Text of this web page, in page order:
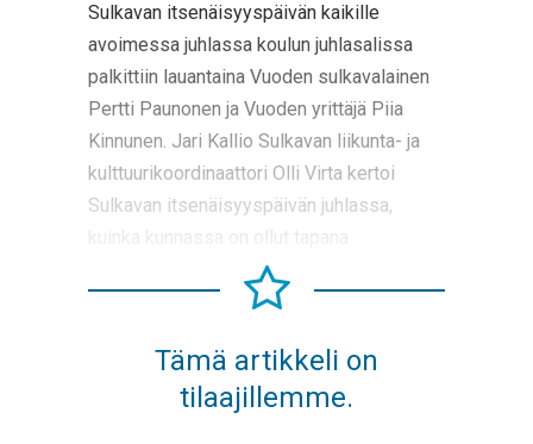
Sulkavan itsenäisyyspäivän kaikille
avoimessa juhlassa koulun juhlasalissa
palkittiin lauantaina Vuoden sulkavalainen
Pertti Paunonen ja Vuoden yrittäjä Piia
Kinnunen. Jari Kallio Sulkavan liikunta- ja
kulttuurikoordinaattori Olli Virta kertoi
Sulkavan itsenäisyyspäivän juhlassa,
kuinka kunnassa on ollut tapana
Tämä artikkeli on
tilaajillemme.